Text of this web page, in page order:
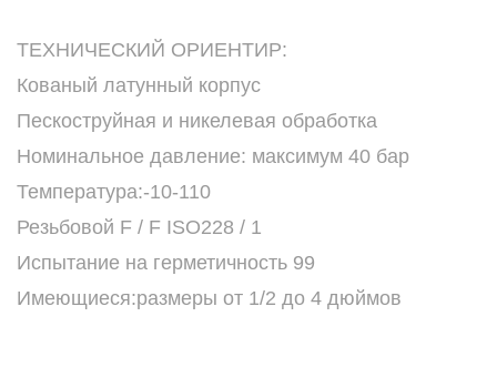
ТЕХНИЧЕСКИЙ ОРИЕНТИР:
Кованый латунный корпус
Пескоструйная и никелевая обработка
Номинальное давление: максимум 40 бар
Температура:-10-110
Резьбовой F / F ISO228 / 1
Испытание на герметичность 99
Имеющиеся:размеры от 1/2 до 4 дюймов